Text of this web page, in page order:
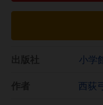
小学
西荻